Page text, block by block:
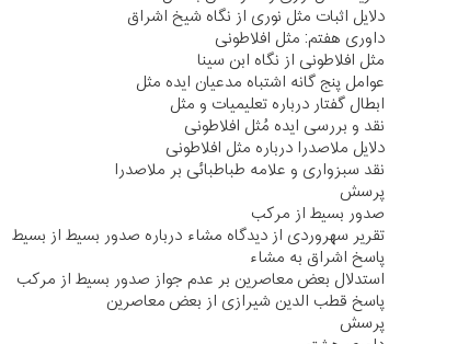
دلایل اثبات مثل نوری از نگاه شیخ اشراق
داوری هفتم: مثل افلاطونی
مثل افلاطونی از نگاه ابن سینا
عوامل پنج گانه اشتباه مدعیان ایده مثل
ابطال گفتار درباره تعلیمیات و مثل
نقد و بررسی ایده مُثل افلاطونی
دلایل ملاصدرا درباره مثل افلاطونی
نقد سبزواری و علامه طباطبائی بر ملاصدرا
پرسش
صدور بسیط از مرکب
تقریر سهروردی از دیدگاه مشاء درباره صدور بسیط از بسیط
پاسخ اشراق به مشاء
استدلال بعض معاصرین بر عدم جواز صدور بسیط از مرکب
پاسخ قطب الدین شیرازی از بعض معاصرین
پرسش